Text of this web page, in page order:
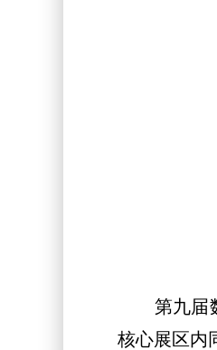
第九届数
核心展区内